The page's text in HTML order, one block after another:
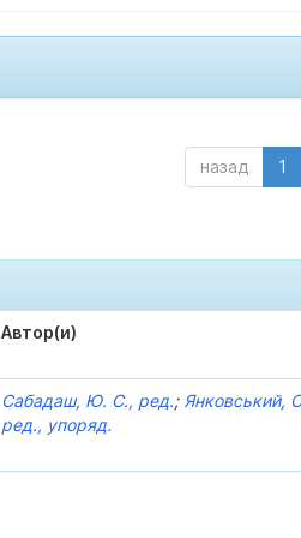
назад 1
Автор(и)
Сабадаш, Ю. С., ред.; Янковський,
ред., упоряд.